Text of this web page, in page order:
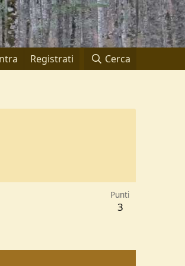
Registrati Cerca
Punti
3